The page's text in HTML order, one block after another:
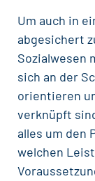
Um auch in
abgesichert
Sozialwesen
sich an der
orientieren
verknüpft
alles um den
welchen